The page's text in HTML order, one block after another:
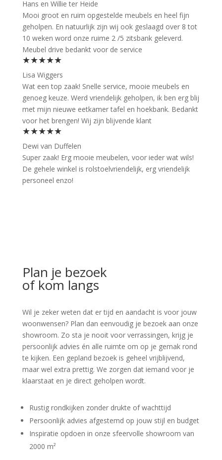
Hans en Willie ter Heide
Mooi groot en ruim opgestelde meubels en heel fijn
geholpen. En natuurlijk zijn wij ook geslaagd over 8 tot
10 weken word onze ruime 2 /5 zitsbank geleverd.
Meubel drive bedankt voor de service
★★★★★
Lisa Wiggers
Wat een top zaak! Snelle service, mooie meubels en
genoeg keuze. Werd vriendelijk geholpen, ik ben erg blij
met mijn nieuwe eetkamer tafel en hoekbank. Bedankt
voor het brengen! Wij zijn blijvende klant
★★★★★
Dewi van Duffelen
Super zaak! Erg mooie meubelen, voor ieder wat wils!
De gehele winkel is rolstoelvriendelijk, erg vriendelijk
personeel enzo!
Plan je bezoek
of kom langs
Wil je zeker weten dat er tijd en aandacht is voor jouw
woonwensen? Plan dan eenvoudig je bezoek aan onze
showroom. Zo sta je nooit voor verrassingen, krijg je
persoonlijk advies én alle ruimte om op je gemak rond
te kijken. Een gepland bezoek is geheel vrijblijvend,
maar wel extra prettig. We zorgen dat iemand voor je
klaarstaat en je direct geholpen wordt.
Rustig rondkijken zonder drukte of wachttijd
Persoonlijk advies afgestemd op jouw stijl en budget
Inspiratie opdoen in onze sfeervolle showroom van
2000 m²